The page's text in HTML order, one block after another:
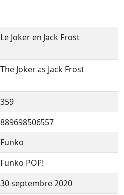
Le Joker en Jack Frost
The Joker as Jack Frost
359
889698506557
Funko
Funko POP!
30 septembre 2020